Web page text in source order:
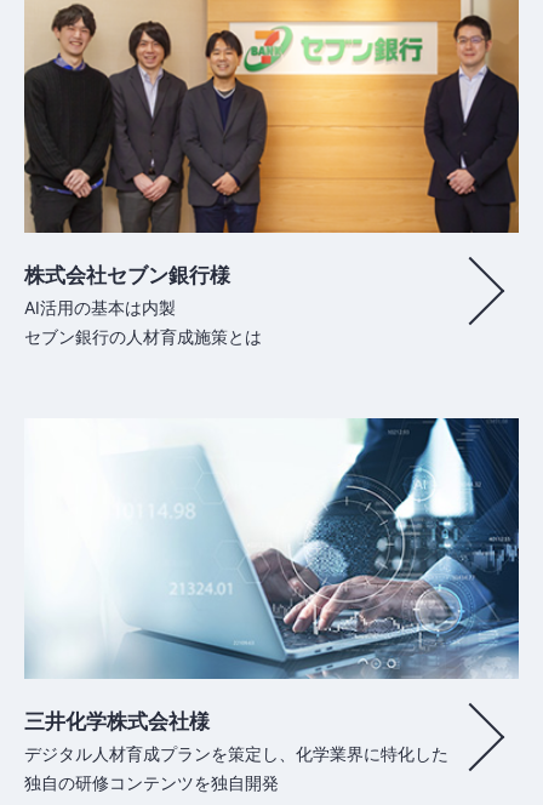
株式会社セブン銀行様
AI活用の基本は内製
セブン銀行の人材育成施策とは
三井化学株式会社様
デジタル人材育成プランを策定し、化学業界に特化した
独自の研修コンテンツを独自開発